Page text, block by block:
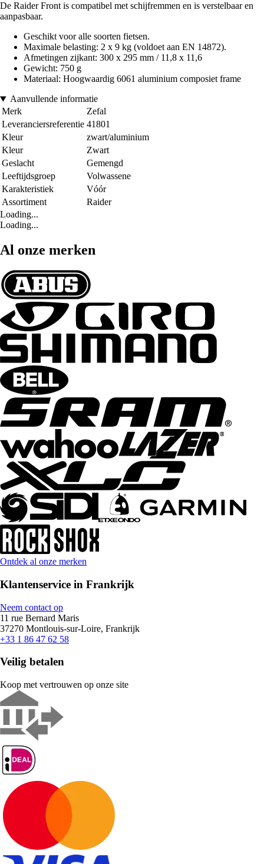
De Raider Front is compatibel met schijfremmen en is verstelbaar en
aanpasbaar.
Geschikt voor alle soorten fietsen.
Maximale belasting: 2 x 9 kg (voldoet aan EN 14872).
Afmetingen zijkant: 300 x 295 mm / 11,8 x 11,6
Gewicht: 750 g
Materiaal: Hoogwaardig 6061 aluminium composiet frame
Aanvullende informatie
Merk
Zefal
Leveranciersreferentie 41801
Kleur
zwart/aluminium
Kleur
Zwart
Geslacht
Gemengd
Leeftijdsgroep
Volwassene
Karakteristiek
Vóór
Assortiment
Raider
Loading...
Loading...
Al onze merken
Ontdek al onze merken
Klantenservice in Frankrijk
Neem contact op
11 rue Bernard Maris
37270 Montlouis-sur-Loire, Frankrijk
+33 1 86 47 62 58
Veilig betalen
Koop met vertrouwen op onze site